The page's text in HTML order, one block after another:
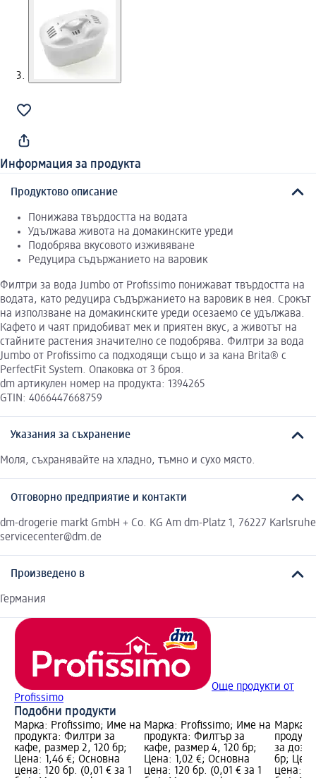
Информация за продукта
Продуктово описание
Понижава твърдостта на водата
Удължава живота на домакинските уреди
Подобрява вкусовото изживяване
Редуцира съдържанието на варовик
Филтри за вода Jumbo от Profissimo понижават твърдостта на
водата, като редуцира съдържанието на варовик в нея. Срокът
на използване на домакинските уреди осезаемо се удължава.
Кафето и чаят придобиват мек и приятен вкус, а животът на
стайните растения значително се подобрява. Филтри за вода
Jumbo от Profissimo са подходящи също и за кана Brita® с
PerfectFit System. Опаковка от 3 броя.
dm артикулен номер на продукта: 1394265
GTIN: 4066447668759
Указания за съхранение
Моля, съхранявайте на хладно, тъмно и сухо място.
Отговорно предприятие и контакти
dm-drogerie markt GmbH + Co. KG Am dm-Platz 1, 76227 Karlsruhe
servicecenter@dm.de
Произведено в
Германия
Още продукти от
Profissimo
Подобни продукти
Марка: Profissimo; Име на
продукта: Филтри за
кафе, размер 2, 120 бр;
Цена: 1,46 €; Основна
цена: 120 бр. (0,01 € за 1
Марка: Profissimo; Име на
продукта: Филтър за
кафе, размер 4, 120 бр;
Цена: 1,02 €; Основна
цена: 120 бр. (0,01 € за 1
Марка:
за
бр;
цена: 3